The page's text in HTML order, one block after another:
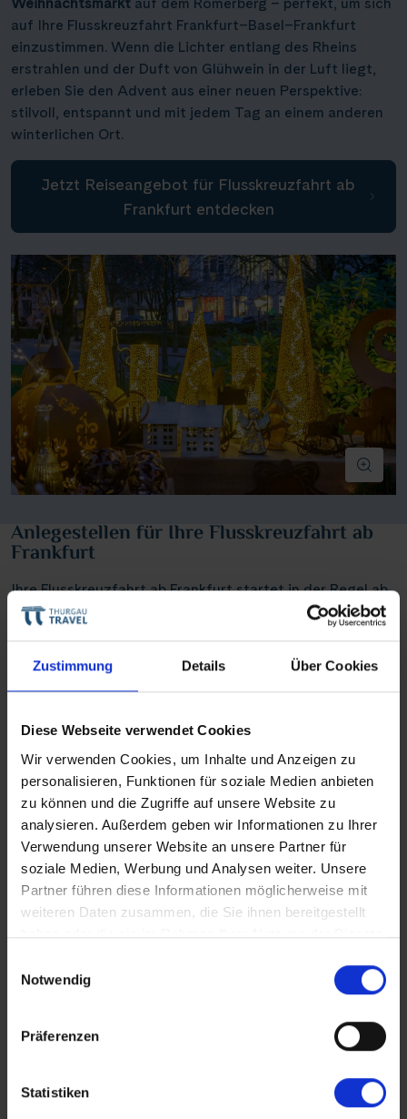
Zustimmung Details Über Cookies
Diese Webseite verwendet Cookies
Wir verwenden Cookies, um Inhalte und Anzeigen zu
personalisieren, Funktionen für soziale Medien anbieten
zu können und die Zugriffe auf unsere Website zu
analysieren. Außerdem geben wir Informationen zu Ihrer
Verwendung unserer Website an unsere Partner für
soziale Medien, Werbung und Analysen weiter. Unsere
Partner führen diese Informationen möglicherweise mit
weiteren Daten zusammen, die Sie ihnen bereitgestellt
haben oder die sie im Rahmen Ihrer Nutzung der Dienste
Notwendig
Präferenzen
Statistiken
auf Ihre Flusskreuzfahrt Frankfurt–Basel–Frankfurt
einzustimmen. Wenn die Lichter entlang des Rheins
erstrahlen und der Duft von Glühwein in der Luft liegt,
erleben Sie den Advent aus einer neuen Perspektive:
stilvoll, entspannt und mit jedem Tag an einem anderen
winterlichen Ort.
Jetzt Reiseangebot für Flusskreuzfahrt ab
Frankfurt entdecken
Anlegestellen für Ihre Flusskreuzfahrt ab
Frankfurt
Ihre Flusskreuzfahrt ab Frankfurt startet in der Regel ab
Nizza Werft, Untermainkai
60329 Frankfurtoder
. Diese zentral
gelegenen Anlegeplätze ermöglichen Ihnen eine
bequeme Anreise und einen entspannten Einstieg zu
Parkmöglichkeitensind in unmittelbarer Nähe vorhanden.
Jetzt Flusskreuzfahrt ab Frankfurt
entdecken